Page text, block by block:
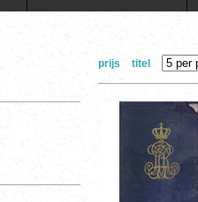
prijs titel